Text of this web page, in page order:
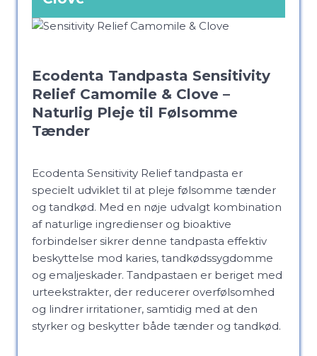
Ecodenta Tandpasta Sensitivity
Relief Camomile & Clove –
Naturlig Pleje til Følsomme
Tænder
Ecodenta Sensitivity Relief tandpasta er
specielt udviklet til at pleje følsomme tænder
og tandkød. Med en nøje udvalgt kombination
af naturlige ingredienser og bioaktive
forbindelser sikrer denne tandpasta effektiv
beskyttelse mod karies, tandkødssygdomme
og emaljeskader. Tandpastaen er beriget med
urteekstrakter, der reducerer overfølsomhed
og lindrer irritationer, samtidig med at den
styrker og beskytter både tænder og tandkød.